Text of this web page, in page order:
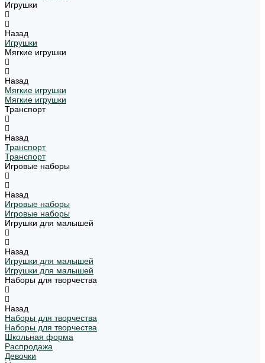
Игрушки
Назад
Игрушки
Мягкие игрушки
Назад
Мягкие игрушки
Мягкие игрушки
Транспорт
Назад
Транспорт
Транспорт
Игровые наборы
Назад
Игровые наборы
Игровые наборы
Игрушки для малышей
Назад
Игрушки для малышей
Игрушки для малышей
Наборы для творчества
Назад
Наборы для творчества
Наборы для творчества
Школьная форма
Распродажа
Девочки